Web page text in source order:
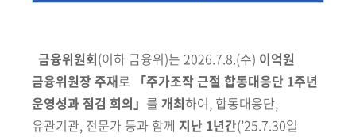
금융위원회(이하 금융위)는 2026.7.8.(수) 이억원
금융위원장 주재로
「주가조작 근절 합동대응단 1주년
운영성과 점검 회의」 를 개최하여, 합동대응단,
유관기관, 전문가 등과 함께 지난 1년간(’25.7.30일